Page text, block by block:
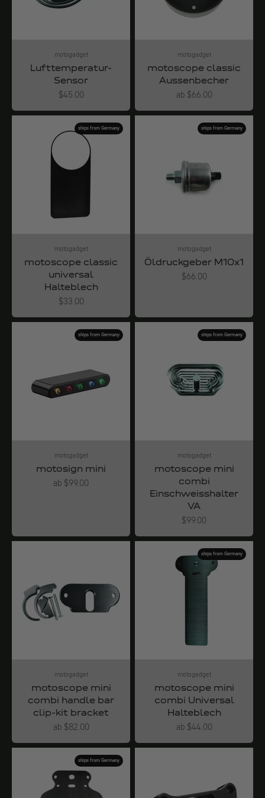
motogadget
Lufttemperatur-
Sensor
Angebot
$45.00
motogadget
motoscope classic
Aussenbecher
Angebot
ab $66.00
ships from Germany
motogadget
motoscope classic
universal
Halteblech
Angebot
$33.00
ships from Germany
motogadget
Öldruckgeber M10x1
Angebot
$66.00
ships from Germany
motogadget
motosign mini
Angebot
ab $99.00
ships from Germany
motogadget
motoscope mini
combi
Einschweisshalter
VA
Angebot
$99.00
motogadget
motoscope mini
combi handle bar
clip-kit bracket
Angebot
ab $82.00
ships from Germany
motogadget
motoscope mini
combi Universal
Halteblech
Angebot
ab $44.00
ships from Germany